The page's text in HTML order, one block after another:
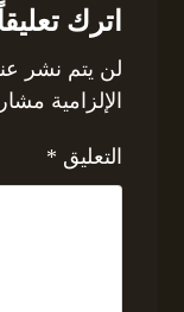
اترك تعليقاً
لن يتم نشر
الإلزامية مشار
التعليق *